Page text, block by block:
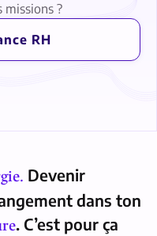
missions ?
RH
Devenir
dans ton
. C’est pour ça